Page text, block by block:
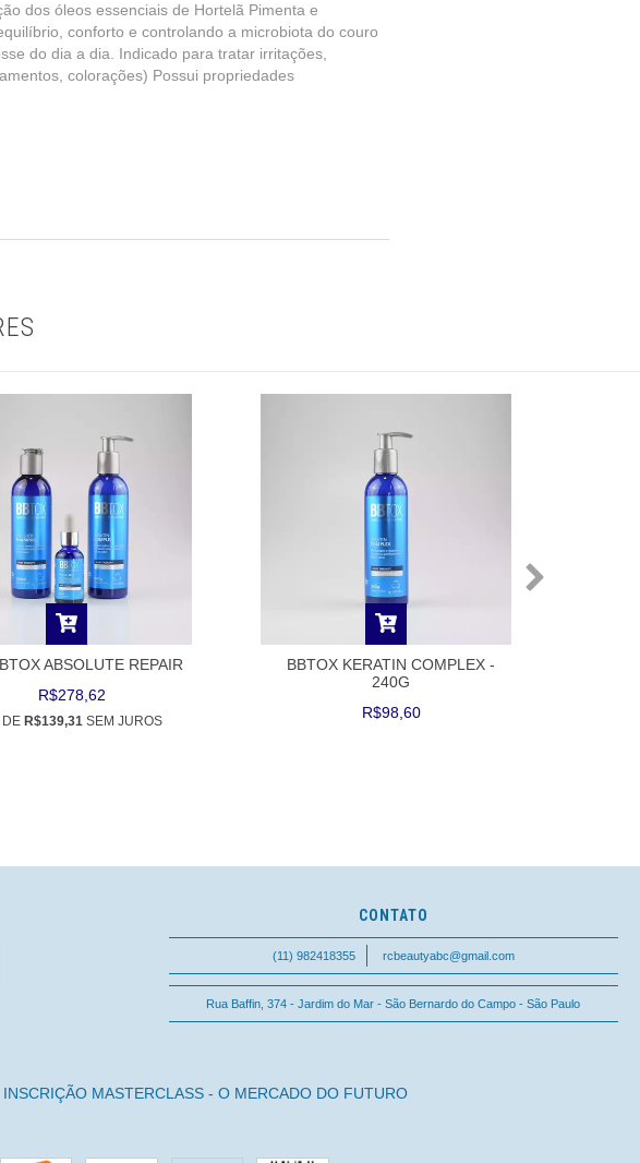
dos óleos essenciais de Hortelã Pimenta e
conforto e controlando a microbiota do couro
do dia a dia. Indicado para tratar irritações,
colorações) Possui propriedades
ABSOLUTE REPAIR
R$278,62
DE R$139,31 SEM JUROS
BBTOX KERATIN COMPLEX -
240G
R$98,60
CONTATO
(11) 982418355 rcbeautyabc@gmail.com
Rua Baffin, 374 - Jardim do Mar - São Bernardo do Campo - São Paulo
INSCRIÇÃO MASTERCLASS - O MERCADO DO FUTURO